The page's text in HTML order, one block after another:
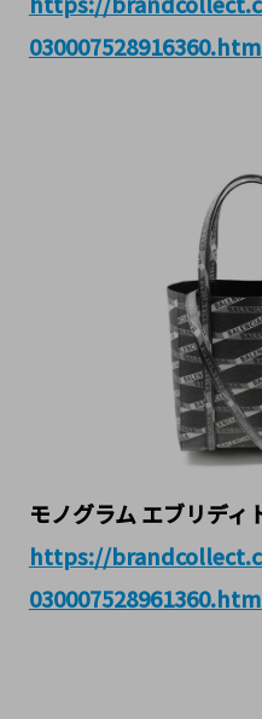
モノグラム エブリディ
https://